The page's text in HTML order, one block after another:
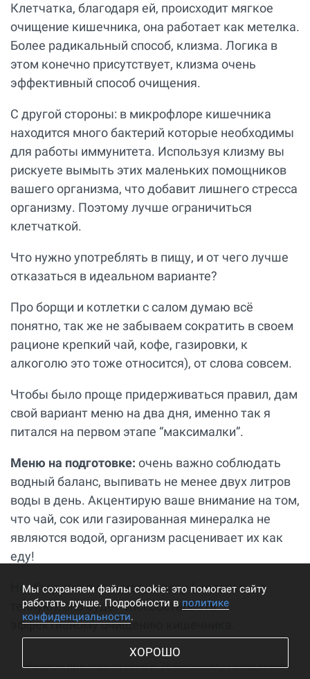
Клетчатка, благодаря ей, происходит мягкое
очищение кишечника, она работает как метелка.
Более радикальный способ, клизма. Логика в
этом конечно присутствует, клизма очень
эффективный способ очищения.
С другой стороны: в микрофлоре кишечника
находится много бактерий которые необходимы
для работы иммунитета. Используя клизму вы
рискуете вымыть этих маленьких помощников
вашего организма, что добавит лишнего стресса
организму. Поэтому лучше ограничиться
клетчаткой.
Что нужно употреблять в пищу, и от чего лучше
отказаться в идеальном варианте?
Про борщи и котлетки с салом думаю всё
понятно, так же не забываем сократить в своем
рационе крепкий чай, кофе, газировки, к
алкоголю это тоже относится), от слова совсем.
Чтобы было проще придерживаться правил, дам
свой вариант меню на два дня, именно так я
питался на первом этапе “максималки”.
Меню на подготовке: очень важно соблюдать
водный баланс, выпивать не менее двух литров
воды в день. Акцентирую ваше внимание на том,
что чай, сок или газированная минералка не
являются водой, организм расценивает их как
еду!
Необходимо пить чистую воду (желательно
теплую), она будет способствовать
эффективному очищению кишечника.
Рацион при подготовке к 36-часовому голоданию
Мы cохраняем файлы cookie: это помогает сайту
работать лучше. Подробности в политике
конфиденциальности.
ХОРОШО